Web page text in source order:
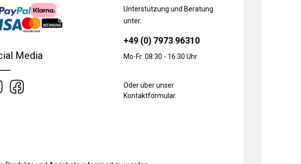
Media
Unterstützung und Beratung
unter:
+49 (0) 7973 96310
Mo-Fr: 08:30 - 16:30 Uhr
Oder über unser
Kontaktformular.